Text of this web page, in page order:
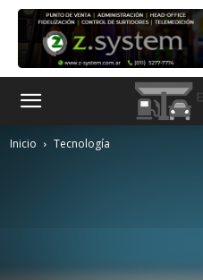
Inicio Tecnología